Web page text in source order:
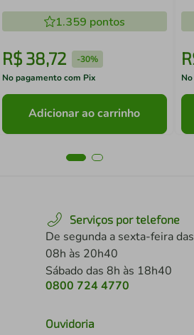
1.359 pontos
R$38,72 -30%
No pagamento com Pix
Adicionar ao carrinho
Serviços por telefone
De segunda a sexta-feira das
08h às 20h40
Sábado das 8h às 18h40
0800 724 4770
Ouvidoria